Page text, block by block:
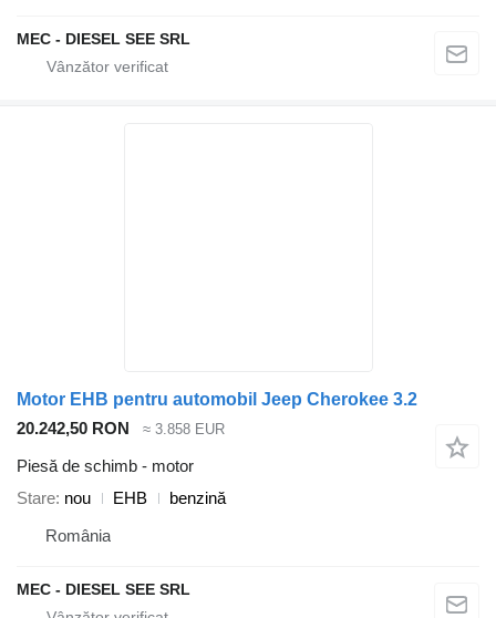
MEC - DIESEL SEE SRL
Motor EHB pentru automobil Jeep Cherokee 3.2
20.242,50 RON
≈ 3.858 EUR
Piesă de schimb - motor
Stare nou EHB
benzină
România
MEC - DIESEL SEE SRL